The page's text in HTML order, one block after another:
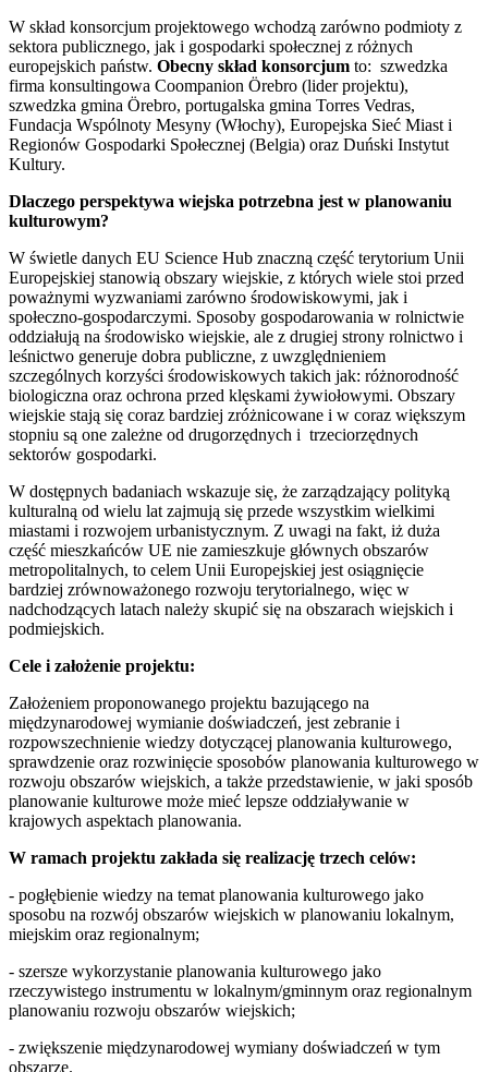
W skład konsorcjum projektowego wchodzą zarówno podmioty z
sektora publicznego, jak i gospodarki społecznej z różnych
europejskich państw. Obecny skład konsorcjum to: szwedzka
firma konsultingowa Coompanion Örebro (lider projektu),
szwedzka gmina Örebro, portugalska gmina Torres Vedras,
Fundacja Wspólnoty Mesyny (Włochy), Europejska Sieć Miast i
Regionów Gospodarki Społecznej (Belgia) oraz Duński Instytut
Kultury.
Dlaczego perspektywa wiejska potrzebna jest w planowaniu
kulturowym?
W świetle danych EU Science Hub znaczną część terytorium Unii
Europejskiej stanowią obszary wiejskie, z których wiele stoi przed
poważnymi wyzwaniami zarówno środowiskowymi, jak i
społeczno-gospodarczymi. Sposoby gospodarowania w rolnictwie
oddziałują na środowisko wiejskie, ale z drugiej strony rolnictwo i
leśnictwo generuje dobra publiczne, z uwzględnieniem
szczególnych korzyści środowiskowych takich jak: różnorodność
biologiczna oraz ochrona przed klęskami żywiołowymi. Obszary
wiejskie stają się coraz bardziej zróżnicowane i w coraz większym
stopniu są one zależne od drugorzędnych i trzeciorzędnych
sektorów gospodarki.
W dostępnych badaniach wskazuje się, że zarządzający polityką
kulturalną od wielu lat zajmują się przede wszystkim wielkimi
miastami i rozwojem urbanistycznym. Z uwagi na fakt, iż duża
część mieszkańców UE nie zamieszkuje głównych obszarów
metropolitalnych, to celem Unii Europejskiej jest osiągnięcie
bardziej zrównoważonego rozwoju terytorialnego, więc w
nadchodzących latach należy skupić się na obszarach wiejskich i
podmiejskich.
Cele i założenie projektu:
Założeniem proponowanego projektu bazującego na
międzynarodowej wymianie doświadczeń, jest zebranie i
rozpowszechnienie wiedzy dotyczącej planowania kulturowego,
sprawdzenie oraz rozwinięcie sposobów planowania kulturowego w
rozwoju obszarów wiejskich, a także przedstawienie, w jaki sposób
planowanie kulturowe może mieć lepsze oddziaływanie w
krajowych aspektach planowania.
W ramach projektu zakłada się realizację trzech celów:
- pogłębienie wiedzy na temat planowania kulturowego jako
sposobu na rozwój obszarów wiejskich w planowaniu lokalnym,
miejskim oraz regionalnym;
- szersze wykorzystanie planowania kulturowego jako
rzeczywistego instrumentu w lokalnym/gminnym oraz regionalnym
planowaniu rozwoju obszarów wiejskich;
- zwiększenie międzynarodowej wymiany doświadczeń w tym
obszarze.